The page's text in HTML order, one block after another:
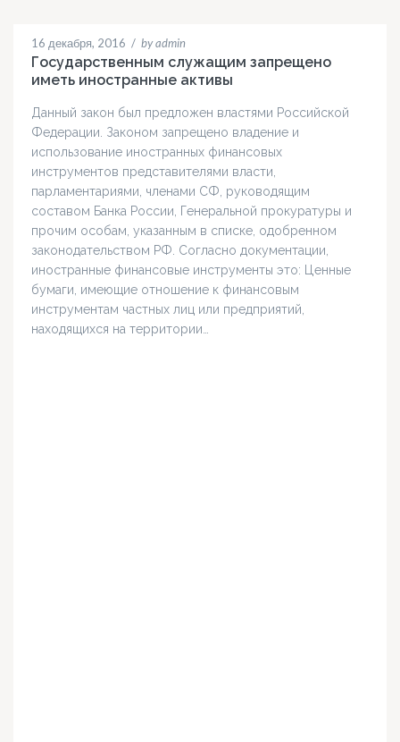
16 декабря, 2016 / by admin
Государственным служащим запрещено
иметь иностранные активы
Данный закон был предложен властями Российской
Федерации. Законом запрещено владение и
использование иностранных финансовых
инструментов представителями власти,
парламентариями, членами СФ, руководящим
составом Банка России, Генеральной прокуратуры и
прочим особам, указанным в списке, одобренном
законодательством РФ. Согласно документации,
иностранные финансовые инструменты это: Ценные
бумаги, имеющие отношение к финансовым
инструментам частных лиц или предприятий,
находящихся на территории…